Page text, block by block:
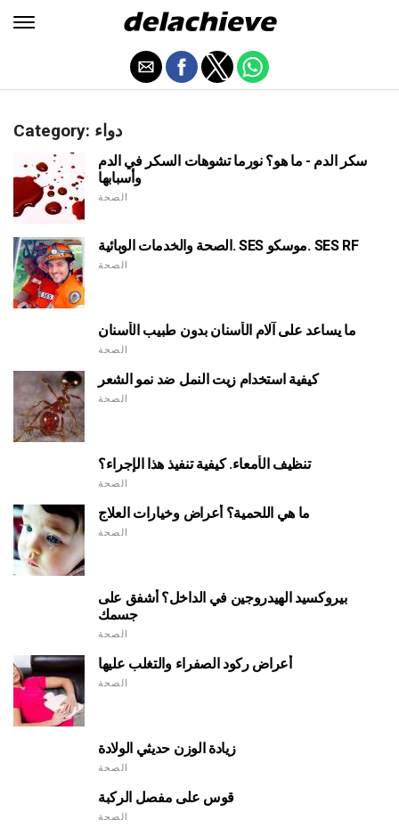
Category: دواء
سكر الدم - ما هو؟ نورما تشوهات السكر في الدم
وأسبابها
الصحة
الصحة والخدمات الوبائية. SES موسكو. SES RF
الصحة
ما يساعد على آلام الأسنان بدون طبيب الأسنان
الصحة
كيفية استخدام زيت النمل ضد نمو الشعر
الصحة
تنظيف الأمعاء. كيفية تنفيذ هذا الإجراء؟
الصحة
ما هي اللحمية؟ أعراض وخيارات العلاج
الصحة
بيروكسيد الهيدروجين في الداخل؟ أشفق على
جسمك
الصحة
أعراض ركود الصفراء والتغلب عليها
الصحة
زيادة الوزن حديثي الولادة
الصحة
قوس على مفصل الركبة
الصحة